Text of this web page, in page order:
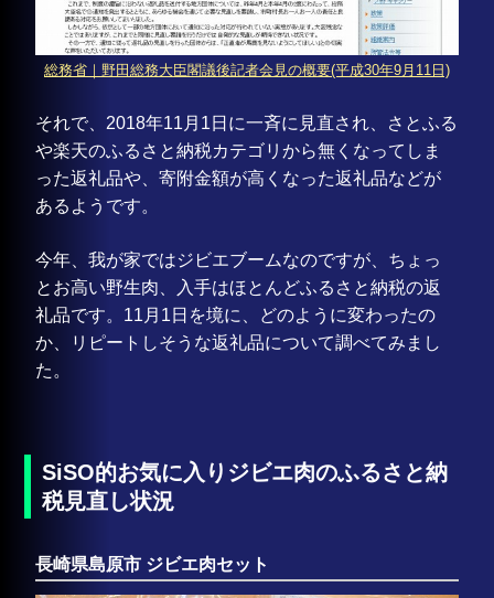
総務省｜野田総務大臣閣議後記者会見の概要(平成30年9月11日)
それで、2018年11月1日に一斉に見直され、さとふる
や楽天のふるさと納税カテゴリから無くなってしま
った返礼品や、寄附金額が高くなった返礼品などが
あるようです。
今年、我が家ではジビエブームなのですが、ちょっ
とお高い野生肉、入手はほとんどふるさと納税の返
礼品です。11月1日を境に、どのように変わったの
か、リピートしそうな返礼品について調べてみまし
た。
SiSO的お気に入りジビエ肉のふるさと納
税見直し状況
長崎県島原市 ジビエ肉セット